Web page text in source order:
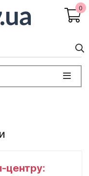
0
центру: